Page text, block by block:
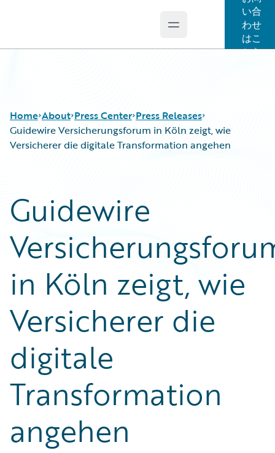
Open main menu
い合
わせ
はこ
ちら
Home About Press Center Press Releases
Guidewire Versicherungsforum in Köln zeigt, wie
Versicherer die digitale Transformation angehen
Guidewire
in Köln zeigt, wie
Versicherer die
digitale
Transformation
angehen